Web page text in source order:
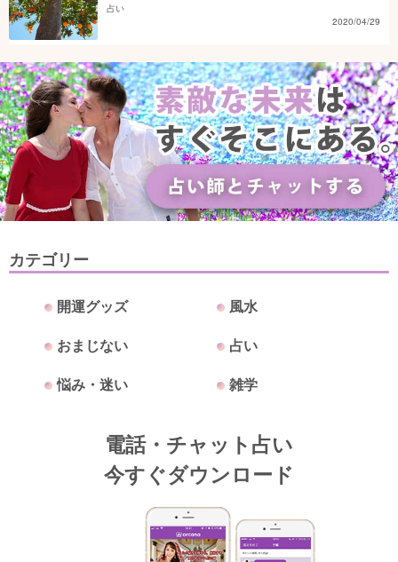
占い
2020/04/29
カテゴリー
開運グッズ
風水
おまじない
占い
悩み・迷い
雑学
電話・チャット占い
今すぐダウンロード